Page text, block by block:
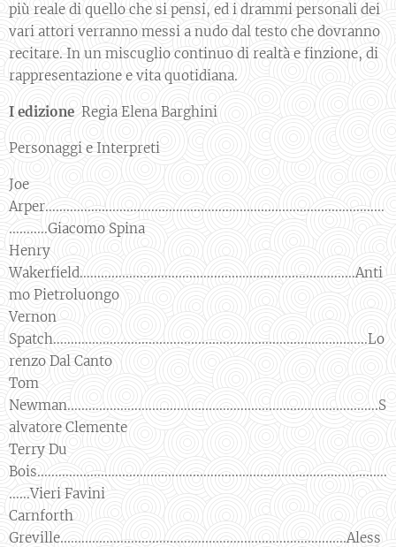
più reale di quello che si pensi, ed i drammi personali dei
vari attori verranno messi a nudo dal testo che dovranno
recitare. In un miscuglio continuo di realtà e finzione, di
rappresentazione e vita quotidiana.
I edizione Regia Elena Barghini
Personaggi e Interpreti
Joe
Arper................................................................................................
...........Giacomo Spina
Henry
Wakerfield..............................................................................Anti
mo Pietroluongo
Vernon
Spatch.........................................................................................Lo
renzo Dal Canto
Tom
Newman........................................................................................S
alvatore Clemente
Terry Du
Bois...................................................................................................
......Vieri Favini
Carnforth
Greville.................................................................................Aless